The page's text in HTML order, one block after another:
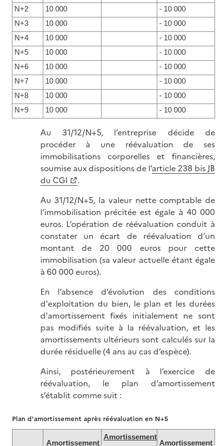
N+2
10 000
- 10 000
N+3
10 000
- 10 000
N+4
10 000
- 10 000
N+5
10 000
- 10 000
N+6
10 000
- 10 000
N+7
10 000
- 10 000
N+8
10 000
- 10 000
N+9
10 000 - 10 000
Au 31/12/N+5, l’entreprise décide de
procéder à une réévaluation de ses
immobilisations corporelles et financières,
soumise aux dispositions de l’article 238 bis JB
du CGI
.
Au 31/12/N+5, la valeur nette comptable de
l’immobilisation précitée est égale à 40 000
euros. L’opération de réévaluation conduit à
constater un écart de réévaluation d’un
montant de 20 000 euros pour cette
immobilisation (sa valeur actuelle étant égale
à 60 000 euros).
En l’absence d’évolution des conditions
d'exploitation du bien, le plan et les durées
d'amortissement fixés initialement ne sont
pas modifiés suite à la réévaluation, et les
amortissements ultérieurs sont calculés sur la
durée résiduelle (4 ans au cas d’espèce).
Ainsi, postérieurement à l’exercice de
réévaluation, le plan d’amortissement
s’établit comme suit :
Plan d'amortissement après réévaluation en N+5
Amortissement
Amortissement
Amortissement